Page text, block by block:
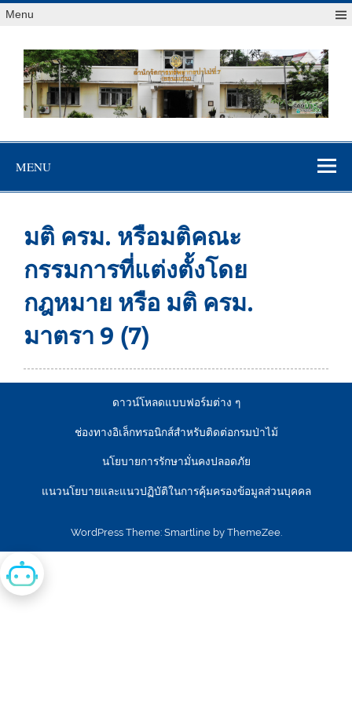
Menu
สจป.ที่ 7
(ขอนแก่น)
MENU
มติ ครม. หรือมติคณะ
กรรมการที่แต่งตั้งโดย
กฎหมาย หรือ มติ ครม.
มาตรา 9 (7)
ดาวน์โหลดแบบฟอร์มต่าง ๆ
ช่องทางอิเล็กทรอนิกส์สำหรับติดต่อกรมป่าไม้
นโยบายการรักษามั่นคงปลอดภัย
แนวนโยบายและแนวปฏิบัติในการคุ้มครองข้อมูลส่วนบุคคล
WordPress Theme: Smartline by ThemeZee.